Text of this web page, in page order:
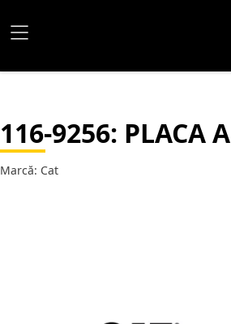
116-9256: PLACA A
Marcă: Cat